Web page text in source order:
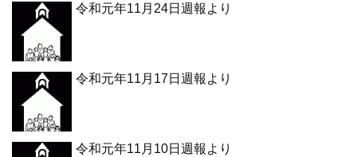
令和元年11月24日週報より
令和元年11月17日週報より
令和元年11月10日週報より